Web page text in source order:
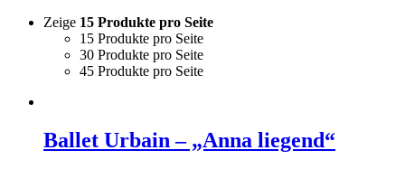
Zeige 15 Produkte pro Seite
15 Produkte pro Seite
30 Produkte pro Seite
45 Produkte pro Seite
Ballet Urbain – „Anna liegend“